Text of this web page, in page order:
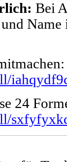
Bei
24